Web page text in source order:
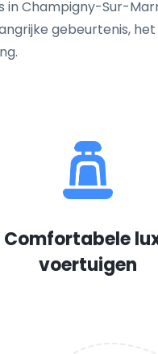
in Champigny-Sur-
gebeurtenis,
Comfortabele
voertuigen